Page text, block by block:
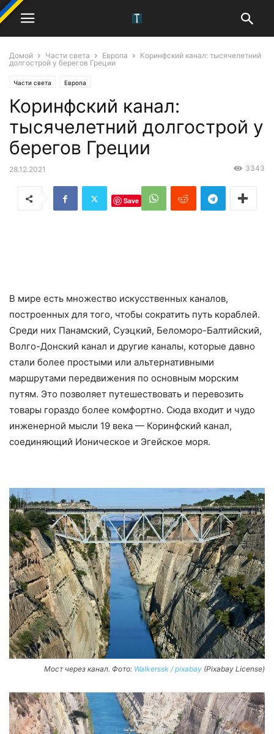
Домой Части света Европа
Коринфский канал: тысячелетний
долгострой у берегов Греции
Части света Европа
Коринфский канал:
тысячелетний долгострой у
берегов Греции
28.12.2021 3343
Save
В мире есть множество искусственных каналов,
построенных для того, чтобы сократить путь кораблей.
Среди них Панамский, Суэцкий, Беломоро-Балтийский,
Волго-Донский канал и другие каналы, которые давно
стали более простыми или альтернативными
маршрутами передвижения по основным морским
путям. Это позволяет путешествовать и перевозить
товары гораздо более комфортно. Сюда входит и чудо
инженерной мысли 19 века — Коринфский канал,
соединяющий Ионическое и Эгейское моря.
Мост через канал. Фото: Walkerssk / pixabay (Pixabay License)